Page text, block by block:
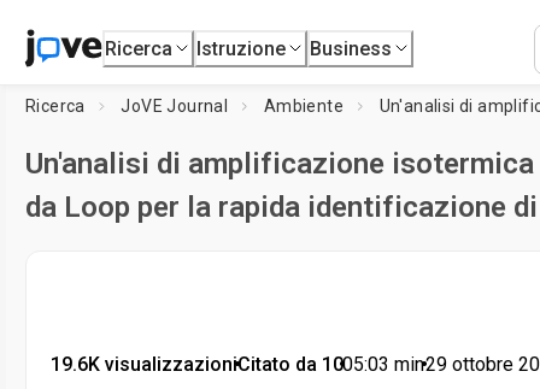
Ricerca Istruzione Business
Ricerca JoVE Journal Ambiente
Un'analisi di amplificazione
da Loop per la rapida identificazione
19.6K visualizzazioni•Citato da 10•05:03 min•29 ottobre